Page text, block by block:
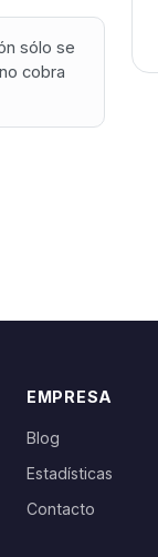
sólo se
cobra
EMPRESA
Blog
Estadísticas
Contacto